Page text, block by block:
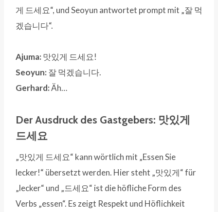
게 드세요“, und Seoyun antwortet prompt mit „잘 먹
겠습니다“.
Ajuma: 맛있게 드세요!
Seoyun: 잘 먹겠습니다.
Gerhard:Äh…
Der Ausdruck des Gastgebers: 맛있게
드세요
„맛있게 드세요“ kann wörtlich mit „Essen Sie
lecker!“ übersetzt werden. Hier steht „맛있게“ für
„lecker“ und „드세요“ ist die höfliche Form des
Verbs „essen“. Es zeigt Respekt und Höflichkeit